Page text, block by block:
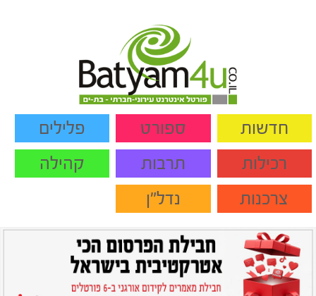
חדשות ספורט
פלילים
רכילות
תרבות
קהילה
צרכנות
נדל"ן